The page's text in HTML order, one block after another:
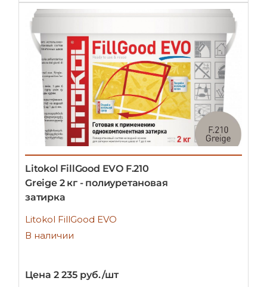
Litokol FillGood EVO F.210
Greige 2 кг - полиуретановая
затирка
Litokol FillGood EVO
В наличии
Цена 2 235 руб./шт